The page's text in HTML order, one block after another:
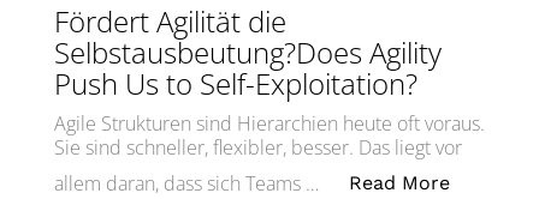
Fördert Agilität die
Selbstausbeutung?Does Agility
Push Us to Self-Exploitation?
Agile Strukturen sind Hierarchien heute oft voraus.
Sie sind schneller, flexibler, besser. Das liegt vor
allem daran, dass sich Teams …
Read More„Fördert